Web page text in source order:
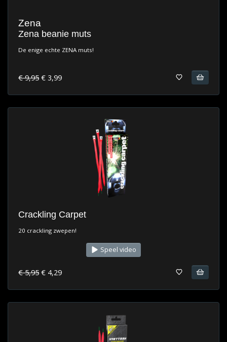
Zena
Zena beanie muts
De enige echte ZENA muts!
€ 9,95 € 3,99
Crackling Carpet
20 crackling zwepen!
Speel video
€ 5,95 € 4,29